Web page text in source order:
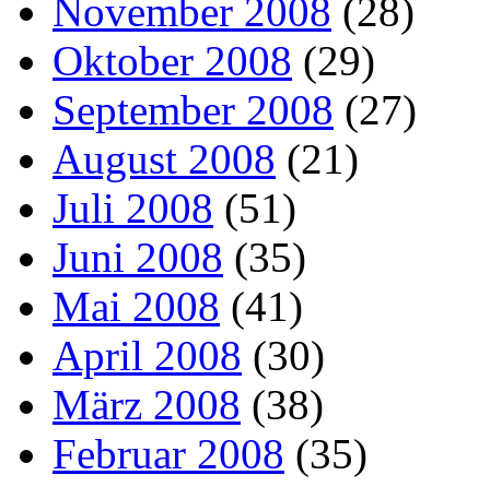
November 2008 (28)
Oktober 2008 (29)
September 2008 (27)
August 2008 (21)
Juli 2008 (51)
Juni 2008 (35)
Mai 2008 (41)
April 2008 (30)
März 2008 (38)
Februar 2008 (35)